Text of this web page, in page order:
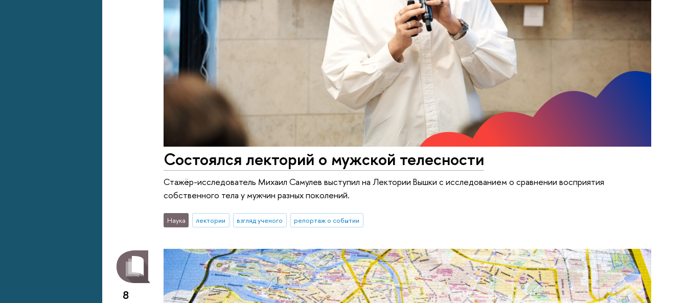
Состоялся лекторий о мужской телесности
Стажёр-исследователь Михаил Самулев выступил на Лектории Вышки с исследованием о сравнении восприятия
собственного тела у мужчин разных поколений.
Наука лектории взгляд ученого репортаж о событии
8